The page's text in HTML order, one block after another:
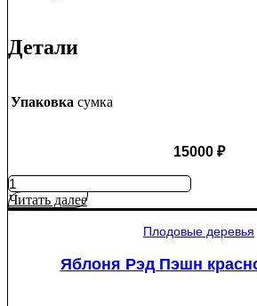
Детали
Упаковка сумка
15000 ₽
Количество
товара
Туя
Читать далее
Плодовые деревья
Яблоня Рэд Пэшн